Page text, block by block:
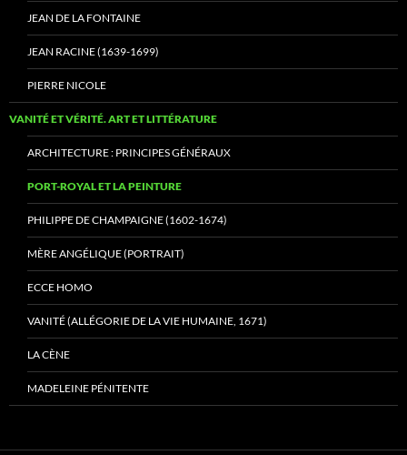
JEAN DE LA FONTAINE
JEAN RACINE (1639-1699)
PIERRE NICOLE
VANITÉ ET VÉRITÉ. ART ET LITTÉRATURE
ARCHITECTURE : PRINCIPES GÉNÉRAUX
PORT-ROYAL ET LA PEINTURE
PHILIPPE DE CHAMPAIGNE (1602-1674)
MÈRE ANGÉLIQUE (PORTRAIT)
ECCE HOMO
VANITÉ (ALLÉGORIE DE LA VIE HUMAINE, 1671)
LA CÈNE
MADELEINE PÉNITENTE